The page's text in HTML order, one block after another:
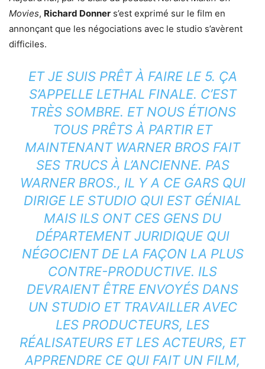
Movies, Richard Donner s’est exprimé sur le film en
annonçant que les négociations avec le studio s’avèrent
difficiles.
ET JE SUIS PRÊT À FAIRE LE 5. ÇA
S’APPELLE LETHAL FINALE. C’EST
TRÈS SOMBRE. ET NOUS ÉTIONS
TOUS PRÊTS À PARTIR ET
MAINTENANT WARNER BROS FAIT
SES TRUCS À L’ANCIENNE. PAS
WARNER BROS., IL Y A CE GARS QUI
DIRIGE LE STUDIO QUI EST GÉNIAL
MAIS ILS ONT CES GENS DU
DÉPARTEMENT JURIDIQUE QUI
NÉGOCIENT DE LA FAÇON LA PLUS
CONTRE-PRODUCTIVE. ILS
DEVRAIENT ÊTRE ENVOYÉS DANS
UN STUDIO ET TRAVAILLER AVEC
LES PRODUCTEURS, LES
RÉALISATEURS ET LES ACTEURS, ET
APPRENDRE CE QUI FAIT UN FILM,